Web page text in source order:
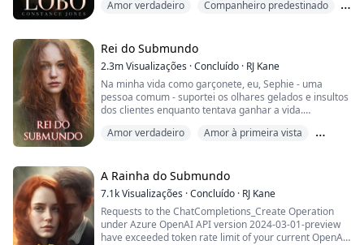
Quando Charlie começou a sonhar com seu amante
Depois de finalmente conseguir o emprego dos
sonhos, Charlie conhece o CEO pela primeira vez,
apenas para descobrir que ele é o homem que tem
rea...
Amor verdadeiro
Companheiro predestinado
Rei do Submundo
2.3mVisualizações ·Concluído · RJ Kane
Na minha vida como garçonete, eu, Sephie - uma
pessoa comum - suportei os olhares gelados e insultos
dos clientes enquanto tentava ganhar a vida.
filho do mais poderoso chefe da Máfia. Com seus olhos
azuis profundos fixos nos meus, ele falou suave...
Amor verdadeiro
Amor à primeira vista
A Rainha do Submundo
7.1kVisualizações ·Concluído · RJ Kane
Requests to the ChatCompletions_Create Operation
under Azure OpenAI API version 2024-03-01-preview
have exceeded token rate limit of your current OpenAI